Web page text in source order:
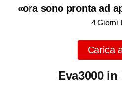
«ora sono pronta ad
4 Giorni
Carica
Eva3000